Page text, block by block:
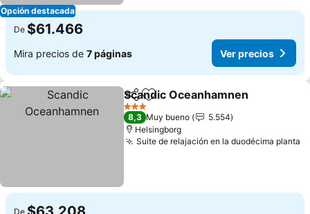
Opción destacada
De $61.466
Mira precios de 7 páginas Ver precios
CompartirAgregar a favoritos
Scandic Oceanhamnen
3 Estrellas
8,3 Muy bueno
5.554
Helsingborg
Suite de relajación en la duodécima planta
De